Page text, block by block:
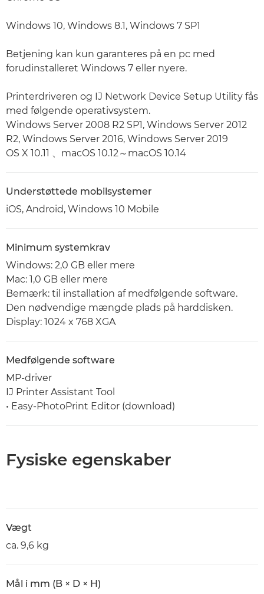
Windows 10, Windows 8.1, Windows 7 SP1
Betjening kan kun garanteres på en pc med
forudinstalleret Windows 7 eller nyere.
Printerdriveren og IJ Network Device Setup Utility fås
med følgende operativsystem.
Windows Server 2008 R2 SP1, Windows Server 2012
R2, Windows Server 2016, Windows Server 2019
OS X 10.11 、macOS 10.12～macOS 10.14
Understøttede mobilsystemer
iOS, Android, Windows 10 Mobile
Minimum systemkrav
Windows: 2,0 GB eller mere
Mac: 1,0 GB eller mere
Bemærk: til installation af medfølgende software.
Den nødvendige mængde plads på harddisken.
Display: 1024 x 768 XGA
Medfølgende software
MP-driver
IJ Printer Assistant Tool
• Easy-PhotoPrint Editor (download)
Fysiske egenskaber
Vægt
ca. 9,6 kg
Mål i mm (B × D × H)